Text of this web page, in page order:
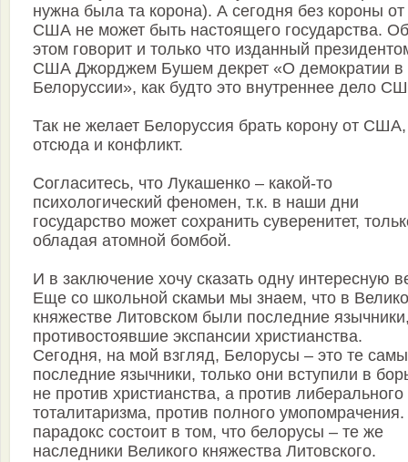
нужна была та корона). А сегодня без короны от
США не может быть настоящего государства. Об
этом говорит и только что изданный
США Джорджем Бушем декрет «О демократии в
Белоруссии», как будто это внутреннее дело
Так не желает Белоруссия брать корону от США,
отсюда и конфликт.
Согласитесь, что Лукашенко – какой-то
психологический феномен, т.к. в наши дни
государство может сохранить суверенитет,
обладая атомной бомбой.
И в заключение хочу сказать одну интересную
Еще со школьной скамьи мы знаем, что в
княжестве Литовском были последние
противостоявшие экспансии христианства.
Сегодня, на мой взгляд, Белорусы – это те
последние язычники, только они вступили в
не против христианства, а против либерального
тоталитаризма, против полного
парадокс состоит в том, что белорусы – те же
наследники Великого княжества Литовского.